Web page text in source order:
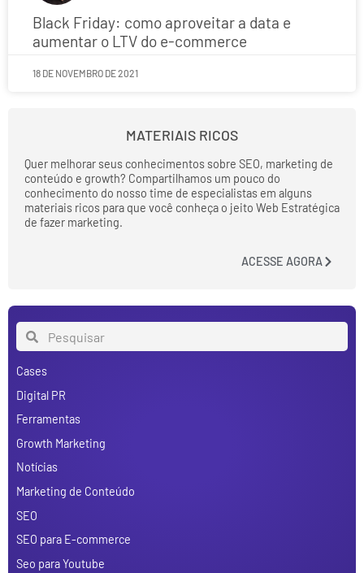
Black Friday: como aproveitar a data e
aumentar o LTV do e-commerce
18 DE NOVEMBRO DE 2021
MATERIAIS RICOS
Quer melhorar seus conhecimentos sobre SEO, marketing de
conteúdo e growth? Compartilhamos um pouco do
conhecimento do nosso time de especialistas em alguns
materiais ricos para que você conheça o jeito Web Estratégica
de fazer marketing.
ACESSE AGORA
Cases
Digital PR
Ferramentas
Growth Marketing
Notícias
Marketing de Conteúdo
SEO
SEO para E-commerce
Seo para Youtube